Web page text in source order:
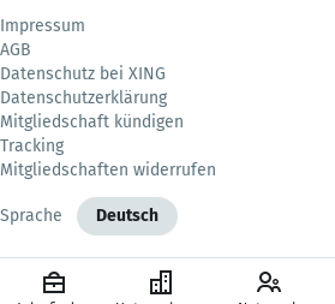
Impressum
AGB
Datenschutz bei XING
Datenschutzerklärung
Mitgliedschaft kündigen
Tracking
Mitgliedschaften widerrufen
Sprache Deutsch